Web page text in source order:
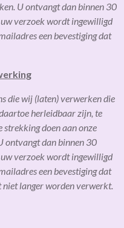
U ontvangt dan binnen 30
verzoek wordt ingewilligd
een bevestiging dat
die wij (laten) verwerken die
herleidbaar zijn, te
strekking doen aan onze
ontvangt dan binnen 30
verzoek wordt ingewilligd
een bevestiging dat
niet langer worden verwerkt.